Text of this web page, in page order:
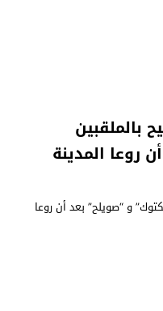
بالملقبين
روعا المدينة